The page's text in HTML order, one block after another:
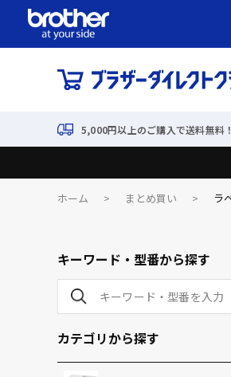
5,000円以上のご購入で送料無料！
ホーム > まとめ買い > ラ
キーワード・型番から探す
カテゴリから探す